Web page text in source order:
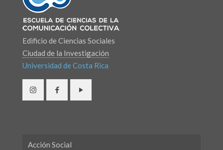
Edificio de Ciencias Sociales
Ciudad de la Investigación
Universidad de Costa Rica
Acción Social